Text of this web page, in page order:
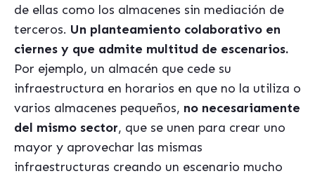
de ellas como los almacenes sin mediación de
terceros. Un planteamiento colaborativo en
ciernes y que admite multitud de escenarios.
Por ejemplo, un almacén que cede su
infraestructura en horarios en que no la utiliza o
varios almacenes pequeños, no necesariamente
del mismo sector, que se unen para crear uno
mayor y aprovechar las mismas
infraestructuras creando un escenario mucho